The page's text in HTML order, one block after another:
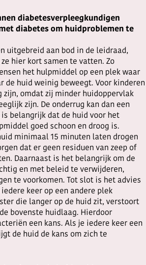
diabetesverpleegkundigen
diabetes om huidproblemen te
uitgebreid aan bod in de leidraad,
hier kort samen te vatten. Zo
het hulpmiddel op een plek waar
de huid weinig beweegt. Voor kinderen
zijn, omdat zij minder huidoppervlak
zijn. De onderrug kan dan een
belangrijk dat de huid voor het
goed schoon en droog is.
minimaal 15 minuten laten drogen
dat er geen residuen van zeep of
Daarnaast is het belangrijk om de
en met beleid te verwijderen,
te voorkomen. Tot slot is het advies
keer op een andere plek
die langer op de huid zit, verstoort
bovenste huidlaag. Hierdoor
een kans. Als je iedere keer een
de huid de kans om zich te